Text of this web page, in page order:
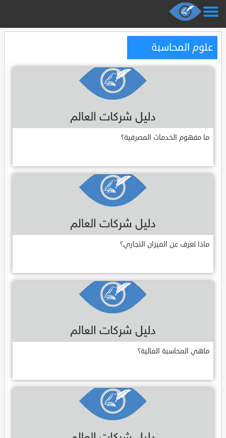
علوم المحاسبة
ما مفهوم الخدمات المصرفية؟
ماذا تعرف عن الميزان التجاري؟
ماهي المحاسبة المالية؟